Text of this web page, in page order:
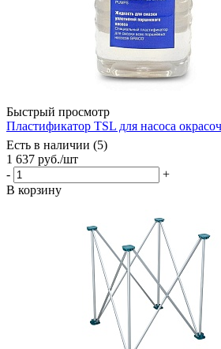
Быстрый просмотр
Пластификатор TSL для насоса
Есть в наличии (5)
1 637 руб./шт
-
+
В корзину